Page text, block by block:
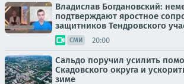
Владислав Богдановский:
подтверждают яростное
защитников Тендровского
СМИ 20:00
Сальдо поручил усилить
Скадовского округа и
зиме